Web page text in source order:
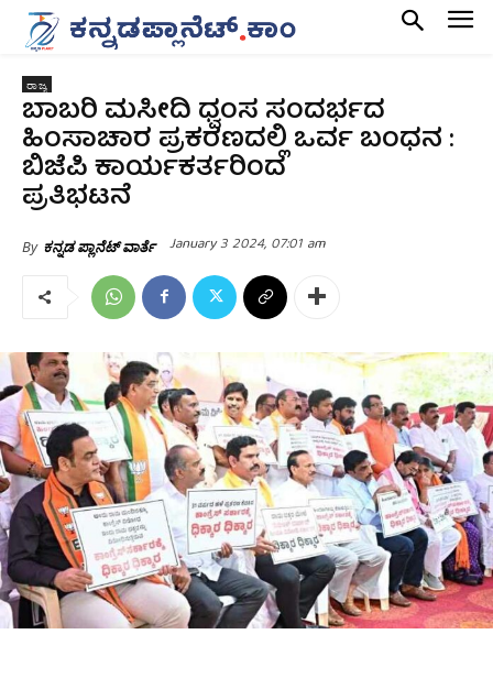
ರಾಜ್ಯ
ಬಾಬರಿ ಮಸೀದಿ ಧ್ವಂಸ ಸಂದರ್ಭದ
ಹಿಂಸಾಚಾರ ಪ್ರಕರಣದಲ್ಲಿ ಒರ್ವ ಬಂಧನ :
ಬಿಜೆಪಿ ಕಾರ್ಯಕರ್ತರಿಂದ
ಪ್ರತಿಭಟನೆ
By ಕನ್ನಡ ಪ್ಲಾನೆಟ್ ವಾರ್ತೆ January 3 2024, 07:01 am